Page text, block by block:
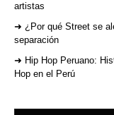
artistas
➜ ¿Por qué Street se
separación
➜ Hip Hop Peruano:
Hop en el Perú